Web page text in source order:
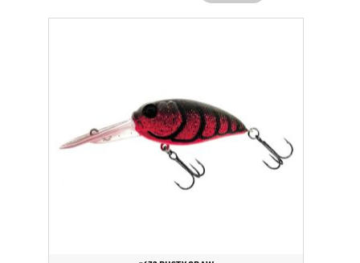
Características:Perfil rebajado, sistema de equilibrio B.E.S.,
acciónsilent(sin rattle).
Tres motivos para elegir el Molix SCULPO DR Silent: